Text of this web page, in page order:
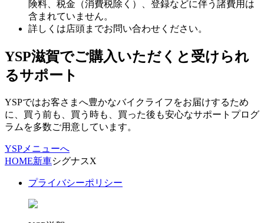
険料、税金（消費税除く）、登録などに伴う諸費用は
含まれていません。
詳しくは店頭までお問い合わせください。
YSP滋賀でご購入いただくと受けられ
るサポート
YSPではお客さまへ豊かなバイクライフをお届けするため
に、買う前も、買う時も、買った後も安心なサポートプログ
ラムを多数ご用意しています。
YSPメニューへ
HOME新車シグナスX
プライバシーポリシー